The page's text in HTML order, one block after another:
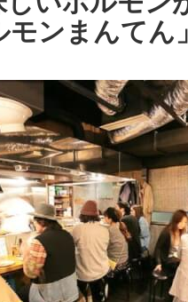
ンまんてん」